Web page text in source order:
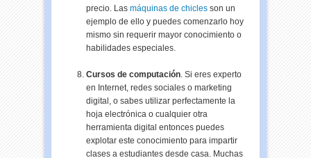
precio. Lasmáquinas de chicles son un
ejemplo de ello y puedes comenzarlo hoy
mismo sin requerir mayor conocimiento o
habilidades especiales.
Cursos de computación. Si eres experto
en Internet, redes sociales o marketing
digital, o sabes utilizarperfectamente la
hoja electrónica o cualquier otra
herramienta digital entonces puedes
explotar este conocimiento para impartir
clases a estudiantes desde casa. Muchas